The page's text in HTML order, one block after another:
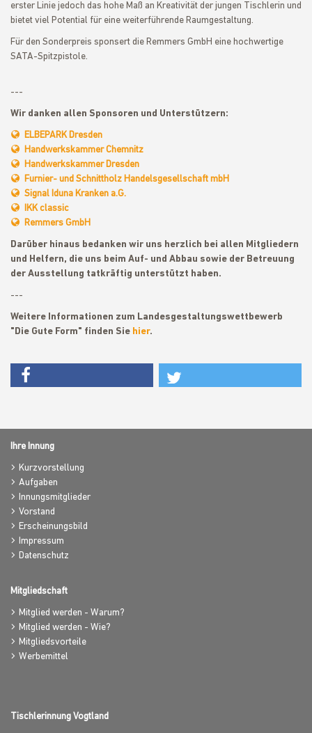
erster Linie jedoch das hohe Maß an Kreativität der jungen Tischlerin und
bietet viel Potential für eine weiterführende Raumgestaltung.
Für den Sonderpreis sponsert die Remmers GmbH eine hochwertige
SATA-Spitzpistole.
---
Wir danken allen Sponsoren und Unterstützern:
ELBEPARK Dresden
Handwerkskammer Chemnitz
Handwerkskammer Dresden
Furnier- und Schnittholz Handelsgesellschaft mbH
Signal Iduna Kranken a.G.
IKK classic
Remmers GmbH
Darüber hinaus bedanken wir uns herzlich bei allen Mitgliedern
und Helfern, die uns beim Auf- und Abbau sowie der Betreuung
der Ausstellung tatkräftig unterstützt haben.
---
Weitere Informationen zum Landesgestaltungswettbewerb
"Die Gute Form" finden Sie hier.
Ihre Innung
Kurzvorstellung
Aufgaben
Innungsmitglieder
Vorstand
Erscheinungsbild
Impressum
Datenschutz
Mitgliedschaft
Mitglied werden - Warum?
Mitglied werden - Wie?
Mitgliedsvorteile
Werbemittel
Tischlerinnung Vogtland